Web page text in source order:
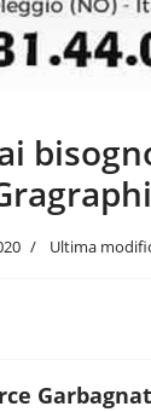
Ultima